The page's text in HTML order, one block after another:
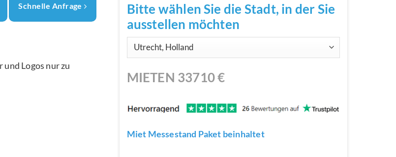
Schnelle Anfrage
Logos nur zu
Bitte wählen Sie die Stadt, in der Sie
ausstellen möchten
MIETEN 33710€
Miet Messestand Paket beinhaltet